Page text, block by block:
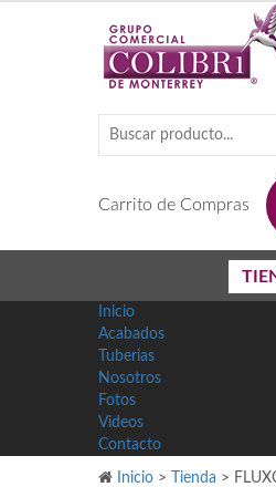
Carrito de Compras
Inicio
Acabados
Tuberias
Nosotros
Fotos
Videos
Contacto
Inicio > Tienda >